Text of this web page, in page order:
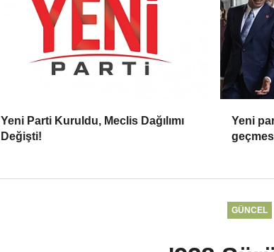
Yeni Parti Kuruldu, Meclis Dağılımı
Değişti!
Yeni
GÜNCEL